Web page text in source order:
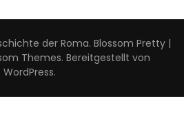
der Roma. Blossom Pretty |
Themes. Bereitgestellt von
WordPress.